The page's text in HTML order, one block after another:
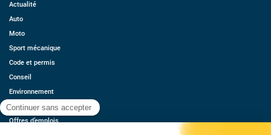
Actualité
Auto
Moto
Sport mécanique
Code et permis
Conseil
Environnement
Économie
Offres d’emplois